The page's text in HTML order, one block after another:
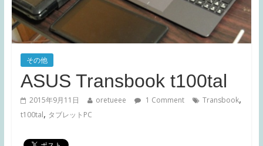
その他
ASUS Transbook t100tal
2015年9月11日 oretueee 1 Comment Transbook,
t100tal, タブレットPC